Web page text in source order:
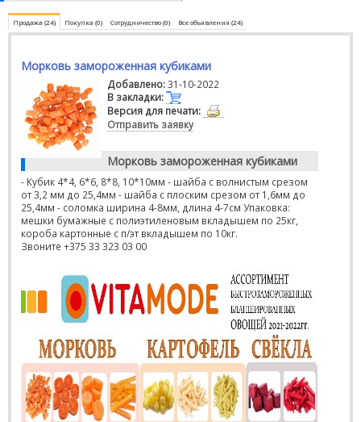
Продажа (24) Покупка (0) Сотрудничество (0) Все объявления (24)
Морковь замороженная кубиками
Добавлено:31-10-2022
В закладки:
Версия для печати:
Отправить заявку
Морковь замороженная кубиками
- Кубик 4*4, 6*6, 8*8, 10*10мм - шайба с волнистым срезом
от 3,2 мм до 25,4мм - шайба с плоским срезом от 1,6мм до
25,4мм - соломка ширина 4-8мм, длина 4-7см Упаковка:
мешки бумажные с полиэтиленовым вкладышем по 25кг,
короба картонные с п/эт вкладышем по 10кг.
Звоните +375 33 323 03 00